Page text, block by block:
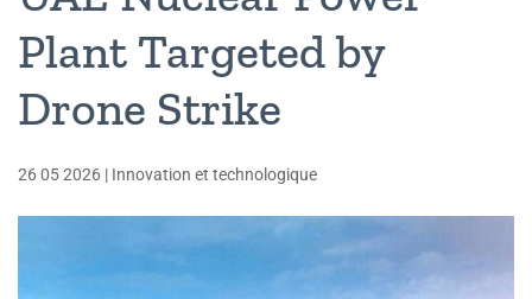
Plant Targeted by
Drone Strike
26 05 2026 | Innovation et technologique